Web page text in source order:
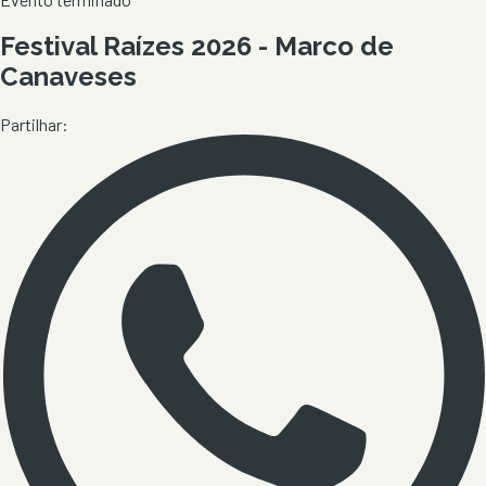
Festival Raízes 2026 - Marco de
Canaveses
Partilhar: